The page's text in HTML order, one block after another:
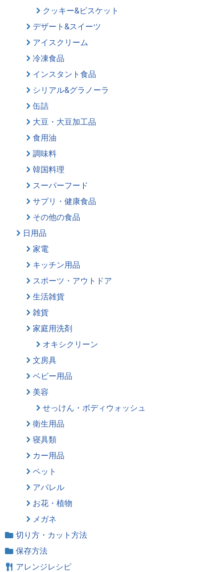
クッキー&ビスケット
デザート&スイーツ
アイスクリーム
冷凍食品
インスタント食品
シリアル&グラノーラ
缶詰
大豆・大豆加工品
食用油
調味料
韓国料理
スーパーフード
サプリ・健康食品
その他の食品
日用品
家電
キッチン用品
スポーツ・アウトドア
生活雑貨
雑貨
家庭用洗剤
オキシクリーン
文房具
ベビー用品
美容
せっけん・ボディウォッシュ
衛生用品
寝具類
カー用品
ペット
アパレル
お花・植物
メガネ
切り方・カット方法
保存方法
アレンジレシピ